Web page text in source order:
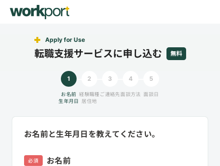
Apply for Use
転職支援サービスに申し込む 無料
1
お名前
生年月日
2
経験職種
居住地
3
ご連絡先
4
面談方法
5
面談日
お名前と生年月日を教えてください。
お名前
必須